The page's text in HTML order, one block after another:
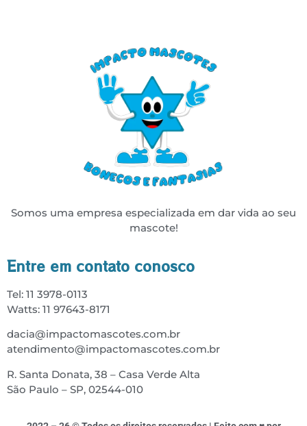
Somos uma empresa especializada em dar vida ao seu
mascote!
Entre em contato conosco
Tel: 11 3978-0113
Watts: 11 97643-8171
dacia@impactomascotes.com.br
atendimento@impactomascotes.com.br
R. Santa Donata, 38 – Casa Verde Alta
São Paulo – SP, 02544-010